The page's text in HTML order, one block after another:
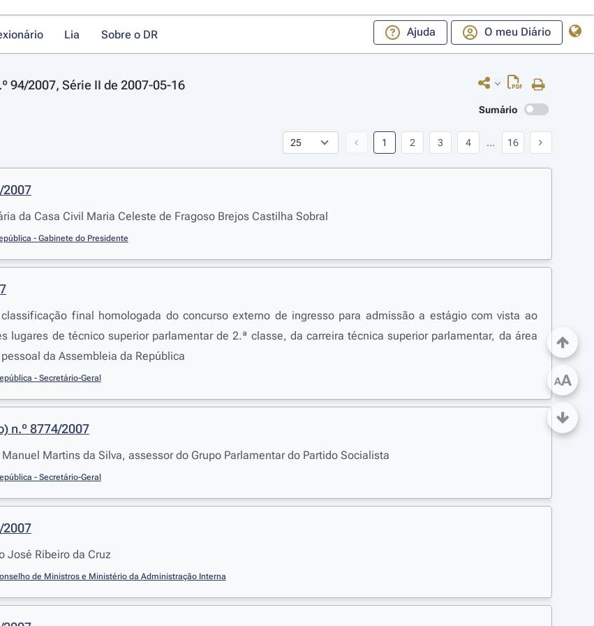
Lia Sobre o DR Ajuda O meu Diário
94/2007, Série II de 2007-05-16
Sumário
1 2 3 4 ... 16
2007
da Casa Civil Maria Celeste de Fragoso Brejos Castilha Sobral
- Gabinete do Presidente
final homologada do concurso externo de ingresso para admissão a estágio com vista ao
lugares de técnico superior parlamentar de 2.ª classe, da carreira técnica superior parlamentar, da área
da Assembleia da República
- Secretário-Geral
n.º 8774/2007
Martins da Silva, assessor do Grupo Parlamentar do Partido Socialista
- Secretário-Geral
2007
José Ribeiro da Cruz
de Ministros e Ministério da Administração Interna
AA